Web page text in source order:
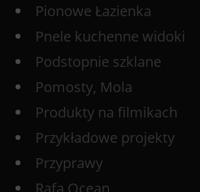
Pionowe Łazienka
Pnele kuchenne widoki
Podstopnie szklane
Pomosty, Mola
Produkty na filmikach
Przykładowe projekty
Przyprawy
Rafa Ocean